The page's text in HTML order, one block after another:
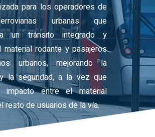
para los operadores de
urbanas que
un tránsito integrado y
material rodante y pasajeros
urbanos, mejorando la
la seguridad, a la vez que
impacto entre el material
resto de usuarios de la vía.